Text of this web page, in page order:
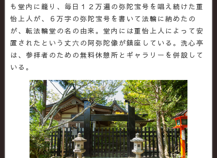
も堂内に籠り、毎日１２万遍の弥陀宝号を唱え続けた重
怡上人が、６万字の弥陀宝号を書いて法輪に納めたの
が、転法輪堂の名の由来。堂内には重怡上人によって安
置されたという丈六の阿弥陀像が鎮座している。洗心亭
は、参拝者のための無料休憩所とギャラリーを併設して
いる。